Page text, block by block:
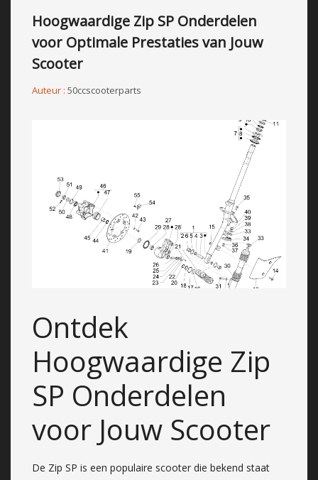
Hoogwaardige Zip SP Onderdelen
voor Optimale Prestaties van Jouw
Scooter
Auteur : 50ccscooterparts
Ontdek
Hoogwaardige Zip
SP Onderdelen
voor Jouw Scooter
De Zip SP is een populaire scooter die bekend staat